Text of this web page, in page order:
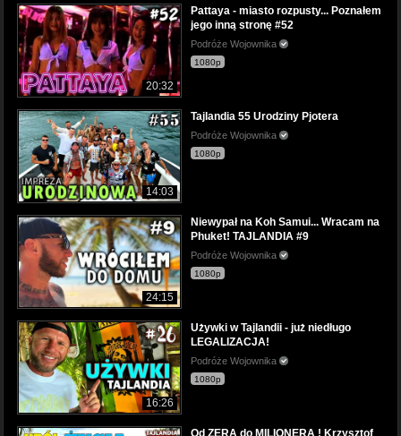
20:32
Pattaya - miasto rozpusty... Poznałem
jego inną stronę #52
Podróże Wojownika
1080p
14:03
Tajlandia 55 Urodziny Pjotera
Podróże Wojownika
1080p
24:15
Niewypał na Koh Samui... Wracam na
Phuket! TAJLANDIA #9
Podróże Wojownika
1080p
16:26
Używki w Tajlandii - już niedługo
LEGALIZACJA!
Podróże Wojownika
1080p